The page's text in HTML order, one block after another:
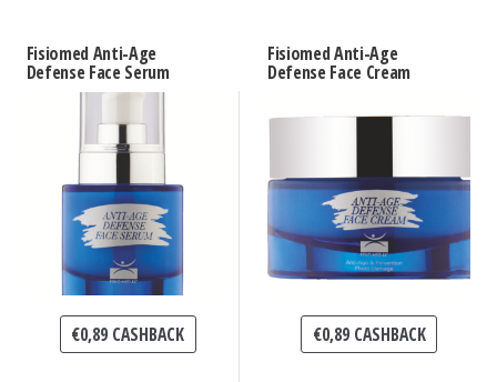
Fisiomed Anti-Age
Defense Face Serum
€0,89 CASHBACK
Fisiomed Anti-Age
Defense Face Cream
€0,89CASHBACK